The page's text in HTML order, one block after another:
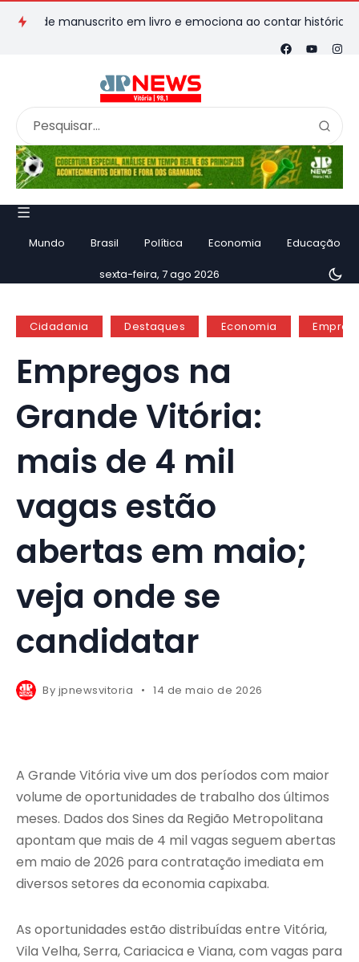
manuscrito em livro e emociona ao contar história Vila
Mundo Brasil Política Economia Educação
sexta-feira, 7 ago 2026
Cidadania Destaques Economia
Empregos na
Grande Vitória:
mais de 4 mil
vagas estão
abertas em maio;
veja onde se
candidatar
By jpnewsvitoria 14 de maio de 2026
A Grande Vitória vive um dos períodos com maior
volume de oportunidades de trabalho dos últimos
meses. Dados dos Sines da Região Metropolitana
apontam que mais de 4 mil vagas seguem abertas
em maio de 2026 para contratação imediata em
diversos setores da economia capixaba.
As oportunidades estão distribuídas entre Vitória,
Vila Velha, Serra, Cariacica e Viana, com vagas para